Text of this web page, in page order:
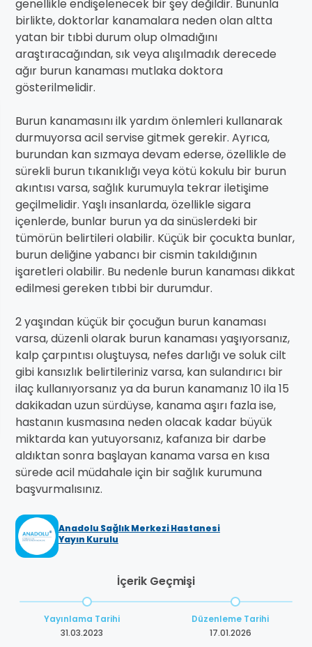
genellikle endişelenecek bir şey değildir. Bununla
birlikte, doktorlar kanamalara neden olan altta
yatan bir tıbbi durum olup olmadığını
araştıracağından, sık veya alışılmadık derecede
ağır burun kanaması mutlaka doktora
gösterilmelidir.
Burun kanamasını ilk yardım önlemleri kullanarak
durmuyorsa acil servise gitmek gerekir. Ayrıca,
burundan kan sızmaya devam ederse, özellikle de
sürekli burun tıkanıklığı veya kötü kokulu bir burun
akıntısı varsa, sağlık kurumuyla tekrar iletişime
geçilmelidir. Yaşlı insanlarda, özellikle sigara
içenlerde, bunlar burun ya da sinüslerdeki bir
tümörün belirtileri olabilir. Küçük bir çocukta bunlar,
burun deliğine yabancı bir cismin takıldığının
işaretleri olabilir. Bu nedenle burun kanaması dikkat
edilmesi gereken tıbbi bir durumdur.
2 yaşından küçük bir çocuğun burun kanaması
varsa, düzenli olarak burun kanaması yaşıyorsanız,
kalp çarpıntısı oluştuysa, nefes darlığı ve soluk cilt
gibi kansızlık belirtileriniz varsa, kan sulandırıcı bir
ilaç kullanıyorsanız ya da burun kanamanız 10 ila 15
dakikadan uzun sürdüyse, kanama aşırı fazla ise,
hastanın kusmasına neden olacak kadar büyük
miktarda kan yutuyorsanız, kafanıza bir darbe
aldıktan sonra başlayan kanama varsa en kısa
sürede acil müdahale için bir sağlık kurumuna
başvurmalısınız.
Anadolu Sağlık Merkezi Hastanesi
Yayın Kurulu
İçerik Geçmişi
Yayınlama Tarihi
31.03.2023
Düzenleme Tarihi
17.01.2026